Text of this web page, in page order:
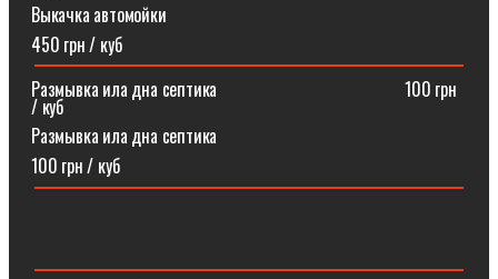
Выкачка автомойки
450 грн / куб
Размывка ила дна септика ⠀⠀⠀⠀⠀⠀⠀⠀⠀⠀⠀⠀⠀⠀100 грн
/ куб
Размывка ила дна септика
100 грн / куб